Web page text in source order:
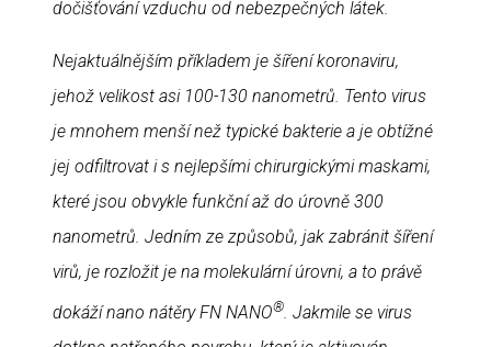
dočišťování vzduchu od nebezpečných látek.
Nejaktuálnějším příkladem je šíření koronaviru,
jehož velikost asi 100-130 nanometrů. Tento virus
je mnohem menší než typické bakterie a je obtížné
jej odfiltrovat i s nejlepšími chirurgickými maskami,
které jsou obvykle funkční až do úrovně 300
nanometrů. Jedním ze způsobů, jak zabránit šíření
virů, je rozložit je na molekulární úrovni, a to právě
dokáží nano nátěry FN NANO®. Jakmile se virus